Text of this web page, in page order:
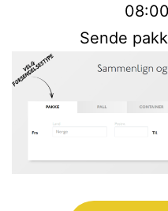
Sende